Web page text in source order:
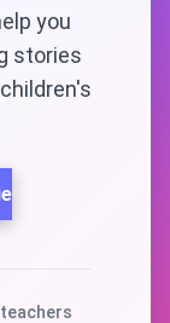
you
stories